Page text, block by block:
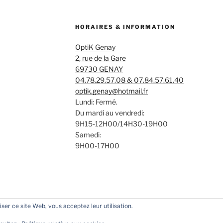
HORAIRES & INFORMATION
OptiK Genay
2, rue de la Gare
69730 GENAY
04.78.29.57.08 & 07.84.57.61.40
optik.genay@hotmail.fr
Lundi: Fermé.
Du mardi au vendredi:
9H15-12H00/14H30-19H00
Samedi:
9H00-17H00
ce site Web, vous acceptez leur utilisation.